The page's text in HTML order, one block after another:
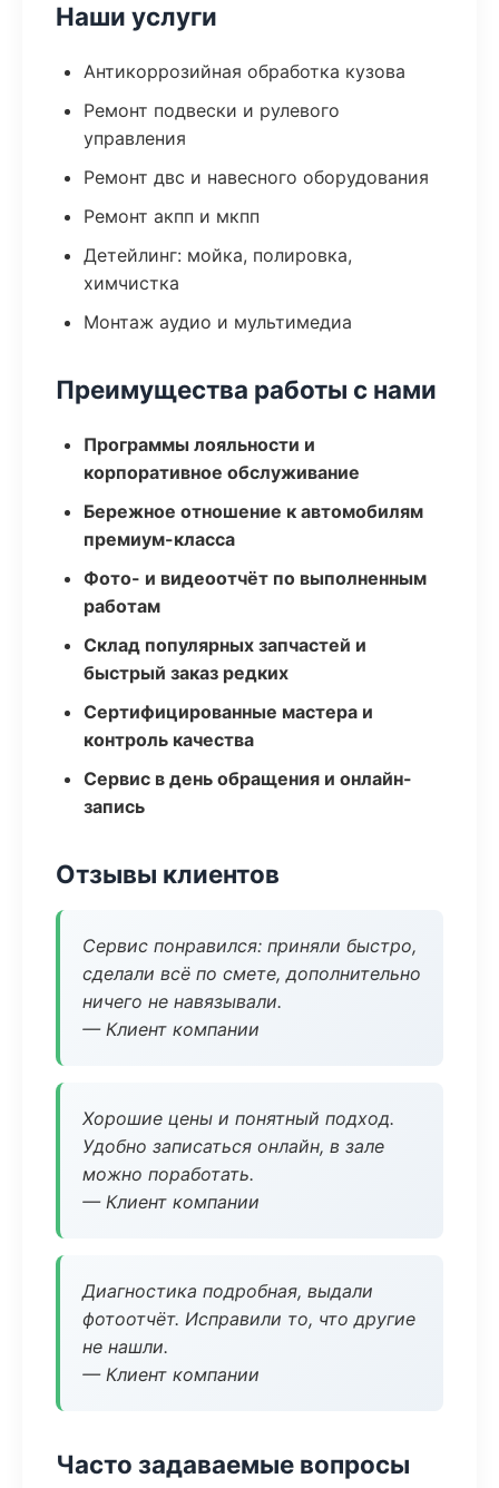
Наши услуги
Антикоррозийная обработка кузова
Ремонт подвески и рулевого
управления
Ремонт двс и навесного оборудования
Ремонт акпп и мкпп
Детейлинг: мойка, полировка,
химчистка
Монтаж аудио и мультимедиа
Преимущества работы с нами
Программы лояльности и
корпоративное обслуживание
Бережное отношение к автомобилям
премиум-класса
Фото- и видеоотчёт по выполненным
работам
Склад популярных запчастей и
быстрый заказ редких
Сертифицированные мастера и
контроль качества
Сервис в день обращения и онлайн-
запись
Отзывы клиентов
Сервис понравился: приняли быстро,
сделали всё по смете, дополнительно
ничего не навязывали.
— Клиент компании
Хорошие цены и понятный подход.
Удобно записаться онлайн, в зале
можно поработать.
— Клиент компании
Диагностика подробная, выдали
фотоотчёт. Исправили то, что другие
не нашли.
— Клиент компании
Часто задаваемые вопросы